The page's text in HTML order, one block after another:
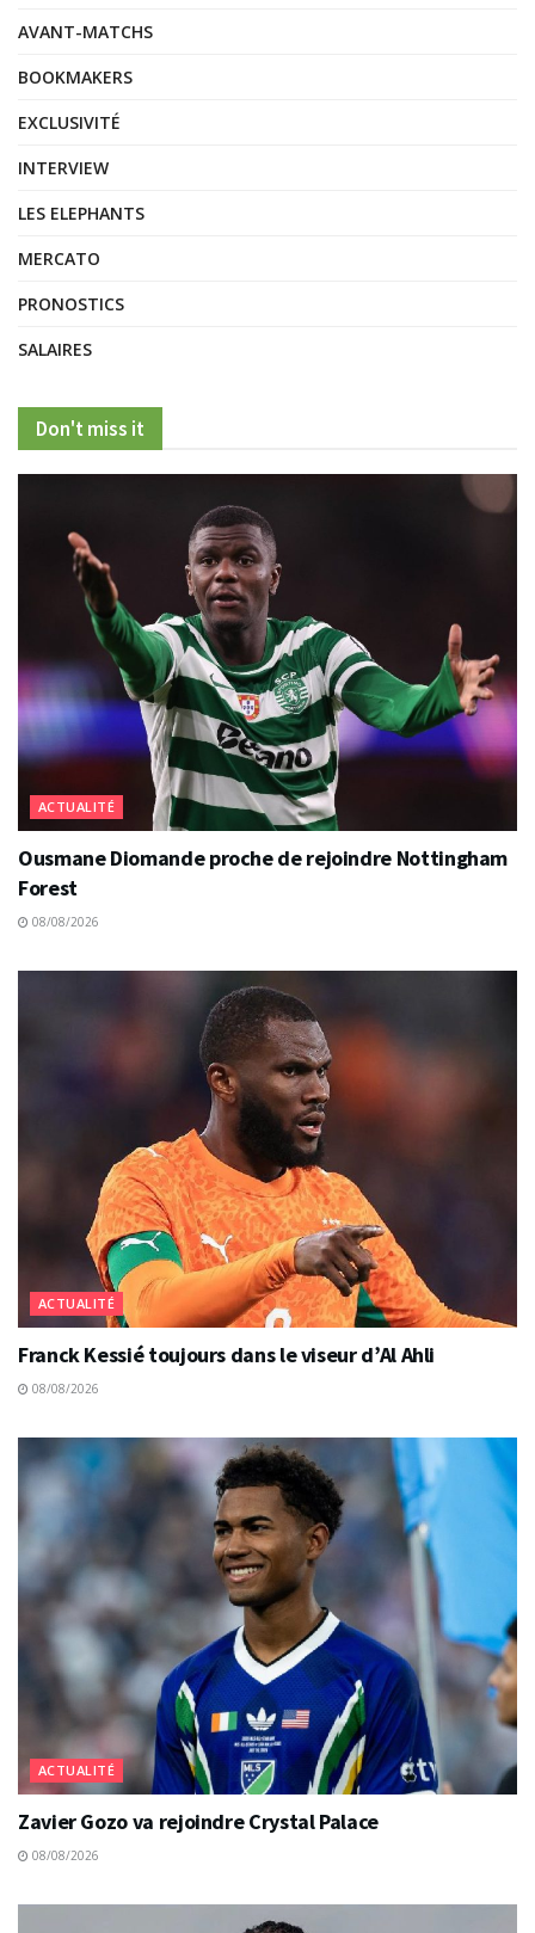
AVANT-MATCHS
BOOKMAKERS
EXCLUSIVITÉ
INTERVIEW
LES ELEPHANTS
MERCATO
PRONOSTICS
SALAIRES
Don't miss it
ACTUALITÉ
Ousmane Diomande proche de rejoindre Nottingham
Forest
08/08/2026
ACTUALITÉ
Franck Kessié toujours dans le viseur d’Al Ahli
08/08/2026
ACTUALITÉ
Zavier Gozo va rejoindre Crystal Palace
08/08/2026